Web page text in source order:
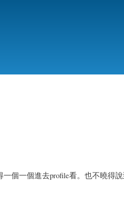
個一個進去profile看。也不曉得